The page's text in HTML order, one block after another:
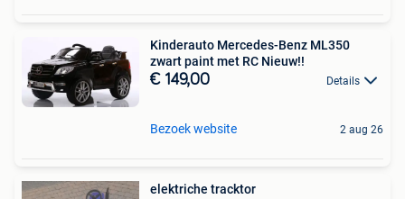
Kinderauto Mercedes-Benz ML350
zwart paint met RC Nieuw!!
€ 149,00 Details
Bezoek website 2 aug 26
elektriche tracktor